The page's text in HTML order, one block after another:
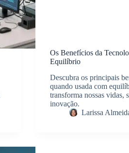
Os Benefícios da
Equilíbrio
Descubra os principais
quando usada com
transforma nossas vidas,
inovação.
Larissa